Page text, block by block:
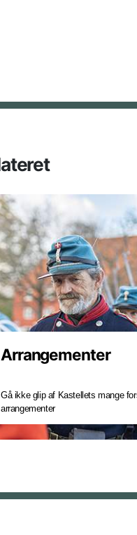
Arrangementer
Gå ikke glip af Kastellets mange
arrangementer